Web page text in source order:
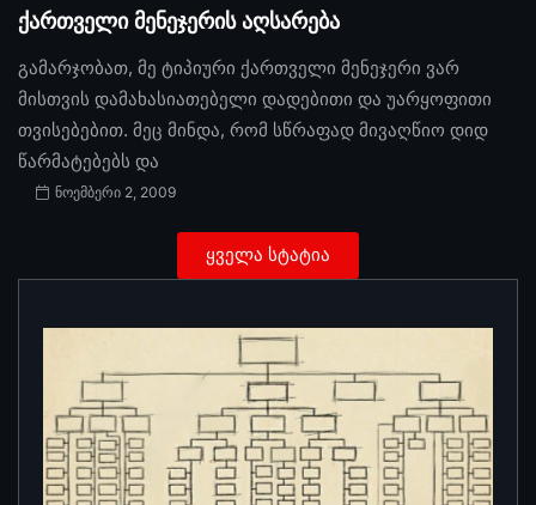
ქართველი მენეჯერის აღსარება
გამარჯობათ, მე ტიპიური ქართველი მენეჯერი ვარ
მისთვის დამახასიათებელი დადებითი და უარყოფითი
თვისებებით. მეც მინდა, რომ სწრაფად მივაღწიო დიდ
წარმატებებს და
ნოემბერი 2, 2009
ყველა სტატია